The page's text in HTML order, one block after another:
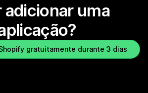
adicionar uma
gratuitamente durante 3 dias